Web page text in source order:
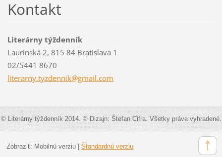
Kontakt
Literárny týždenník
Laurinská 2, 815 84 Bratislava 1
02/5441 8670
literarny.tyzdennik@gmail.com
© Literárny týždenník 2014. © Dizajn: Štefan Cifra. Všetky práva vyhradené.
Zobraziť: Mobilnú verziu| Štandardnú verziu